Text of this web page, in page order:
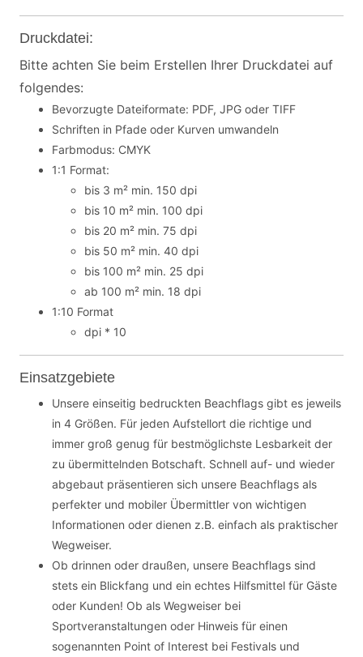
Druckdatei:
Bitte achten Sie beim Erstellen Ihrer Druckdatei auf
folgendes:
Bevorzugte Dateiformate: PDF, JPG oder TIFF
Schriften in Pfade oder Kurven umwandeln
Farbmodus: CMYK
1:1 Format:
bis 3 m² min. 150 dpi
bis 10 m² min. 100 dpi
bis 20 m² min. 75 dpi
bis 50 m² min. 40 dpi
bis 100 m² min. 25 dpi
ab 100 m² min. 18 dpi
1:10 Format
dpi * 10
Einsatzgebiete
Unsere einseitig bedruckten Beachflags gibt es jeweils
in 4 Größen. Für jeden Aufstellort die richtige und
immer groß genug für bestmöglichste Lesbarkeit der
zu übermittelnden Botschaft. Schnell auf- und wieder
abgebaut präsentieren sich unsere Beachflags als
perfekter und mobiler Übermittler von wichtigen
Informationen oder dienen z.B. einfach als praktischer
Wegweiser.
Ob drinnen oder draußen, unsere Beachflags sind
stets ein Blickfang und ein echtes Hilfsmittel für Gäste
oder Kunden! Ob als Wegweiser bei
Sportveranstaltungen oder Hinweis für einen
sogenannten Point of Interest bei Festivals und